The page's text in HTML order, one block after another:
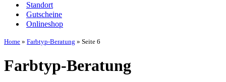
Standort
Gutscheine
Onlineshop
Home » Farbtyp-Beratung » Seite 6
Farbtyp-Beratung